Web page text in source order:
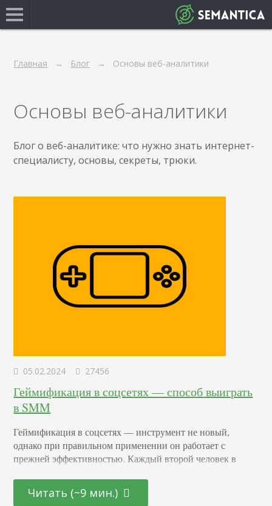
Главная Блог Основы веб-аналитики
Основы веб-аналитики
Блог о веб-аналитике: что нужно знать интернет-
специалисту, основы, секреты, трюки.
05.02.2024 27456
Геймификация в соцсетях — способ выиграть
в SMM
Геймификация в соцсетях — инструмент не новый,
однако при правильном применении он работает с
прежней эффективностью. Каждый второй человек в
лотереи. Именно на эти чувства опираются маркетологи.
Тонкое обращение к глубинным эмоциям пользователей
Читать (~9 мин.)